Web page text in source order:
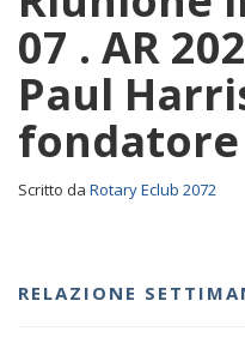
07 . AR
Paul
fondatore
Scritto da Rotary Eclub 2072
RELAZIONE